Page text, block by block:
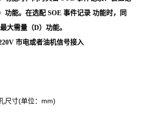
置
装置
功能。在选配 SOE 事件记录功能时，同
大需量（D）功能。
市电或者油机信号接入
尺寸(单位： mm)